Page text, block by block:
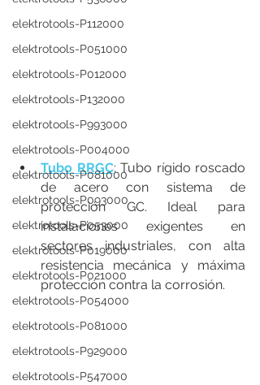
elektrotools-P112000
elektrotools-P051000
elektrotools-P012000
elektrotools-P132000
elektrotools-P993000
elektrotools-P004000
elektrotools-P081000
elektrotools-P093000
elektrotools-P053000
elektrotools-P019000
elektrotools-P021000
elektrotools-P054000
elektrotools-P081000
elektrotools-P929000
elektrotools-P547000
Tubo RRGC: Tubo rígido roscado
de acero con sistema de
protección GC. Ideal para
instalaciones exigentes en
sectores industriales, con alta
resistencia mecánica y máxima
protección contra la corrosión.